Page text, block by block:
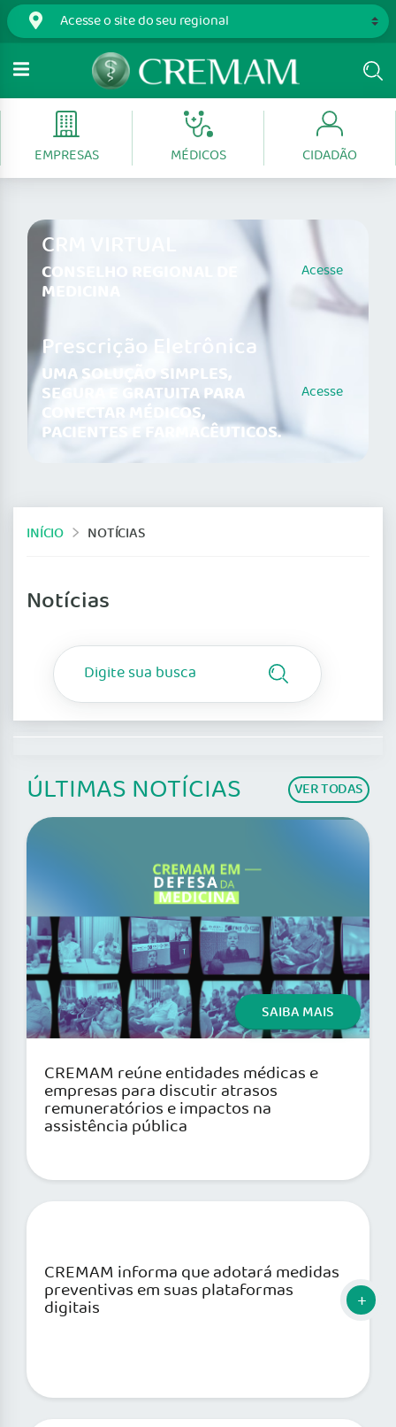
EMPRESAS MÉDICOS CIDADÃO
CRM VIRTUAL
CONSELHO REGIONAL DE
MEDICINA
Acesse
Prescrição Eletrônica
UMA SOLUÇÃO SIMPLES,
SEGURA E GRATUITA PARA
CONECTAR MÉDICOS,
PACIENTES E FARMACÊUTICOS.
Acesse
INÍCIO NOTÍCIAS
Notícias
ÚLTIMAS NOTÍCIAS VER TODAS
SAIBA MAIS
CREMAM reúne entidades médicas e
empresas para discutir atrasos
remuneratórios e impactos na
assistência pública
CREMAM informa que adotará medidas
preventivas em suas plataformas
digitais